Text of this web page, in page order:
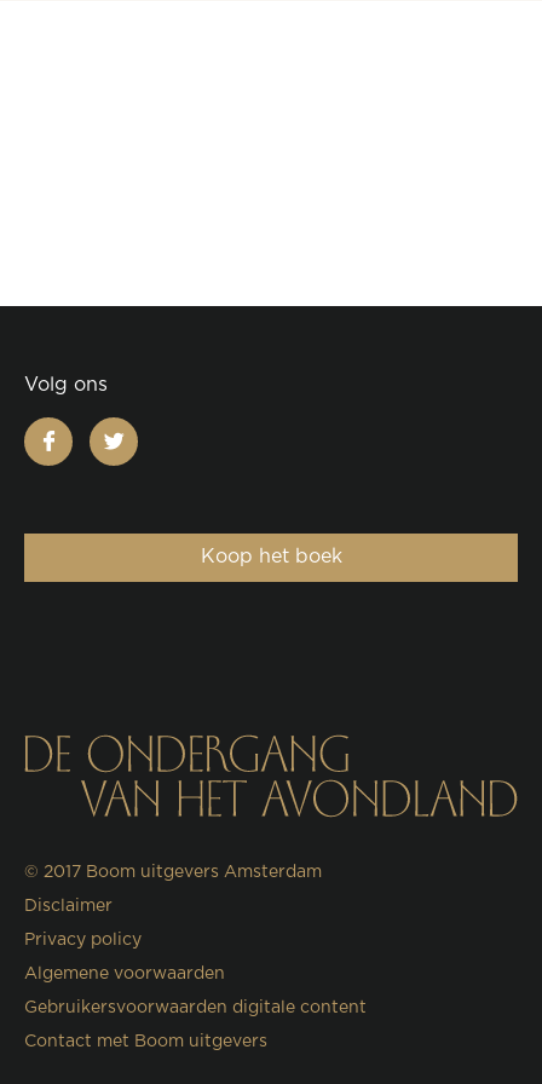
Volg ons
facebooktwitter
Koop het boek
© 2017 Boom uitgevers Amsterdam
Disclaimer
Privacy policy
Algemene voorwaarden
Gebruikersvoorwaarden digitale content
Contact met Boom uitgevers